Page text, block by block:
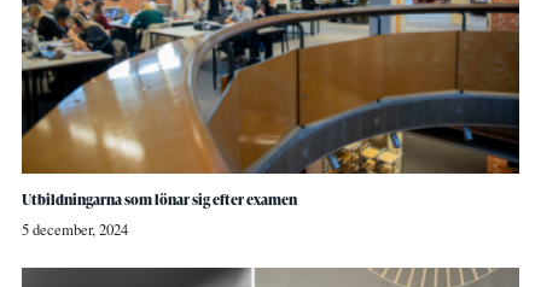
Utbildningarna som lönar sig efter examen
5 december, 2024